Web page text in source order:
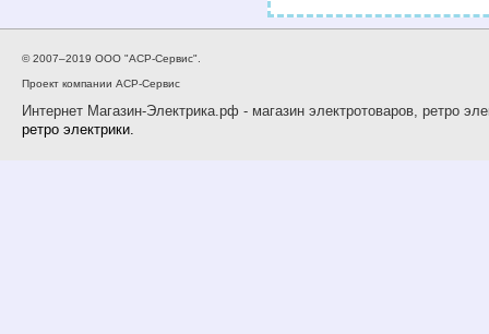
© 2007–2019 ООО "АСР-Сервис".
Проект компании АСР-Сервис
Интернет Магазин-Электрика.рф - магазин электротоваров, ретро
ретро электрики.